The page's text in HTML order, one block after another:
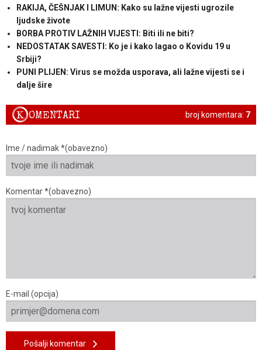
RAKIJA, ČEŠNJAK I LIMUN: Kako su lažne vijesti ugrozile
ljudske živote
BORBA PROTIV LAŽNIH VIJESTI: Biti ili ne biti?
NEDOSTATAK SAVESTI: Ko je i kako lagao o Kovidu 19 u
Srbiji?
PUNI PLIJEN: Virus se možda usporava, ali lažne vijesti se i
dalje šire
broj komentara: 7
KOMENTARI
Ime / nadimak *(obavezno)
Komentar *(obavezno)
E-mail (opcija)
Pošalji komentar